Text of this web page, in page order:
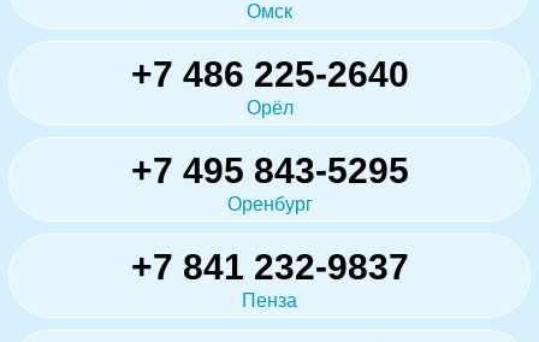
Омск
+7 486 225-2640
Орёл
+7 495 843-5295
Оренбург
+7 841 232-9837
Пенза